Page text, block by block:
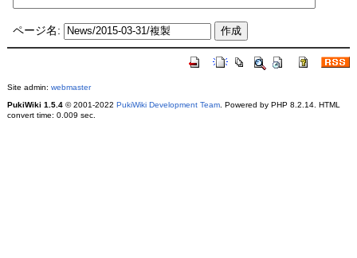
ページ名:
Site admin: webmaster
PukiWiki 1.5.4© 2001-2022 PukiWiki Development Team. Powered by PHP 8.2.14. HTML
convert time: 0.009 sec.